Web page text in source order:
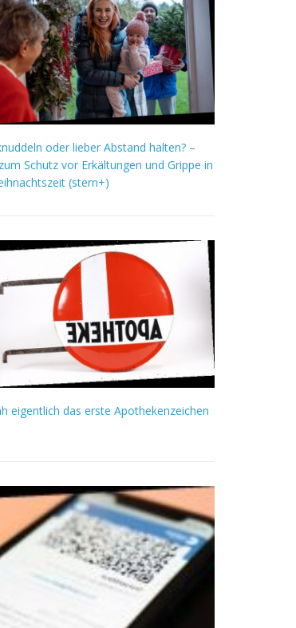
oder lieber Abstand halten? –
Schutz vor Erkältungen und Grippe in
(stern+)
eigentlich das erste Apothekenzeichen